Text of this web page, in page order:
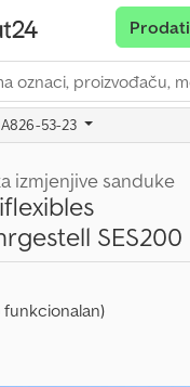
Prodati
A826-53-23
izmjenjive sanduke
SES200